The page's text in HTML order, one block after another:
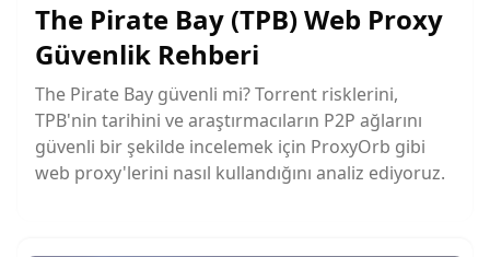
The Pirate Bay (TPB) Web Proxy
Güvenlik Rehberi
The Pirate Bay güvenli mi? Torrent risklerini,
TPB'nin tarihini ve araştırmacıların P2P ağlarını
güvenli bir şekilde incelemek için ProxyOrb gibi
web proxy'lerini nasıl kullandığını analiz ediyoruz.